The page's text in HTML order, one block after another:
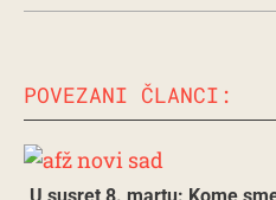
POVEZANI ČLANCI: